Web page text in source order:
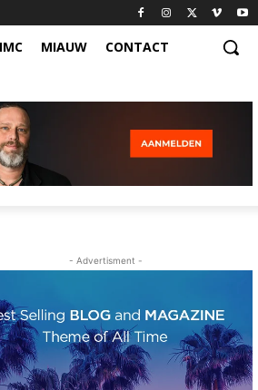
MIAUW CONTACT
- Advertisment -